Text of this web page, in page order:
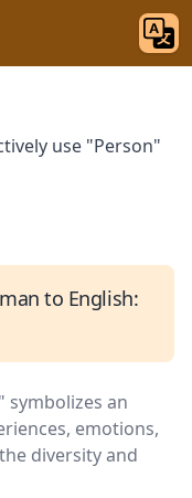
use "Person"
to English:
symbolizes an
emotions,
diversity and